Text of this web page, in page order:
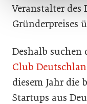
Veranstalter des
Gründerpreises
Deshalb suchen
Club
diesem Jahr die
Startups aus